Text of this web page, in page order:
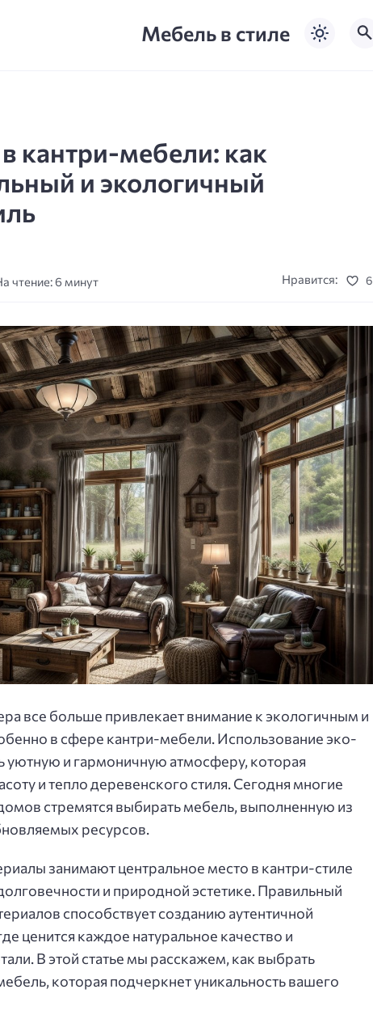
Мебель в стиле
кантри-мебели: как
и экологичный
чтение: 6 минут Нравится: 6
все больше привлекает внимание к экологичным и
в сфере кантри-мебели. Использование эко-
уютную и гармоничную атмосферу, которая
и тепло деревенского стиля. Сегодня многие
стремятся выбирать мебель, выполненную из
ресурсов.
занимают центральное место в кантри-стиле
и природной эстетике. Правильный
способствует созданию аутентичной
ценится каждое натуральное качество и
В этой статье мы расскажем, как выбрать
которая подчеркнет уникальность вашего